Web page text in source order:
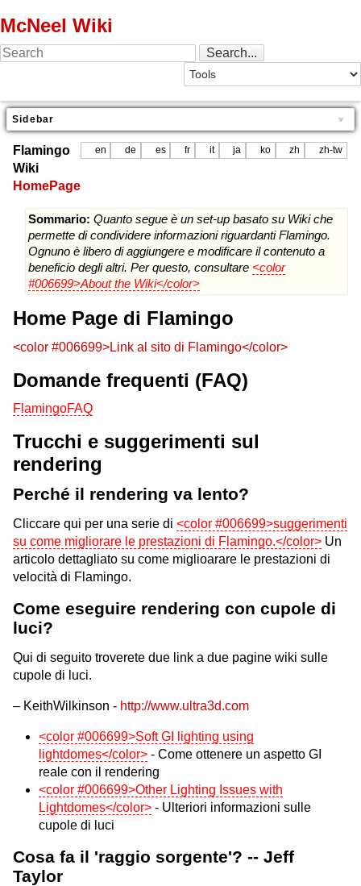
McNeel Wiki
Sidebar
en de es fr it ja ko zh zh-tw
Flamingo
Wiki
HomePage
Sommario: Quanto segue è un set-up basato su Wiki che
permette di condividere informazioni riguardanti Flamingo.
Ognuno è libero di aggiungere e modificare il contenuto a
beneficio degli altri. Per questo, consultare <color
#006699>About the Wiki</color>
Home Page di Flamingo
<color #006699>Link al sito di Flamingo</color>
Domande frequenti (FAQ)
FlamingoFAQ
Trucchi e suggerimenti sul
rendering
Perché il rendering va lento?
Cliccare qui per una serie di <color #006699>suggerimenti
su come migliorare le prestazioni di Flamingo.</color> Un
articolo dettagliato su come miglioarare le prestazioni di
velocità di Flamingo.
Come eseguire rendering con cupole di
luci?
Qui di seguito troverete due link a due pagine wiki sulle
cupole di luci.
– KeithWilkinson - http://www.ultra3d.com
<color #006699>Soft GI lighting using
lightdomes</color> - Come ottenere un aspetto GI
reale con il rendering
<color #006699>Other Lighting Issues with
Lightdomes</color> - Ulteriori informazioni sulle
cupole di luci
Cosa fa il 'raggio sorgente'? -- Jeff
Taylor